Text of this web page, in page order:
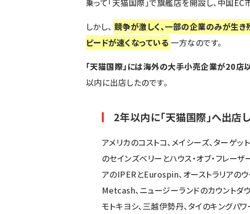
乗って「天猫国際」で旗艦店を開設し、中国EC
しかし、 競争が激しく、一部の企業のみが生き
ピードが速くなっている 一方なのです。
「天猫国際」には海外の大手小売企業が20店
以内に出店したのです。
2年以内に「天猫国際」へ出
アメリカのコストコ、メイシーズ、ターゲッ
のセインズベリーとハウス・オブ・フレーザ
アのIPERとEurospin、オーストラリアの
Metcash、ニュージーランドのカウントダ
モトキヨシ、三越伊勢丹、タイのキングパ